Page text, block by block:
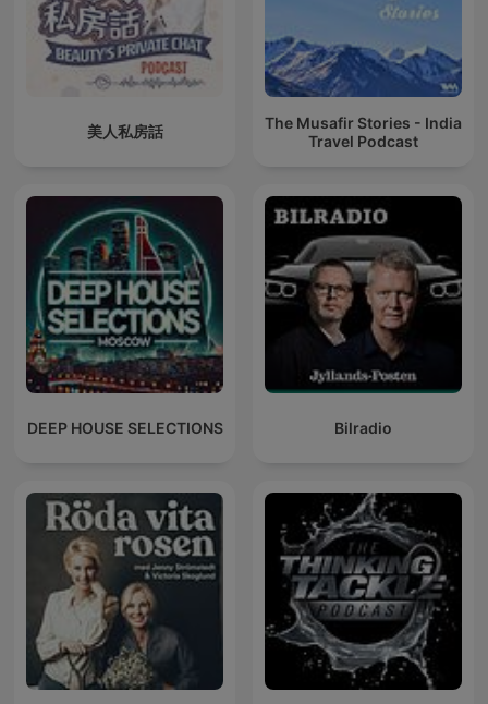
美人私房話
The Musafir Stories - India
Travel Podcast
DEEP HOUSE SELECTIONS Bilradio